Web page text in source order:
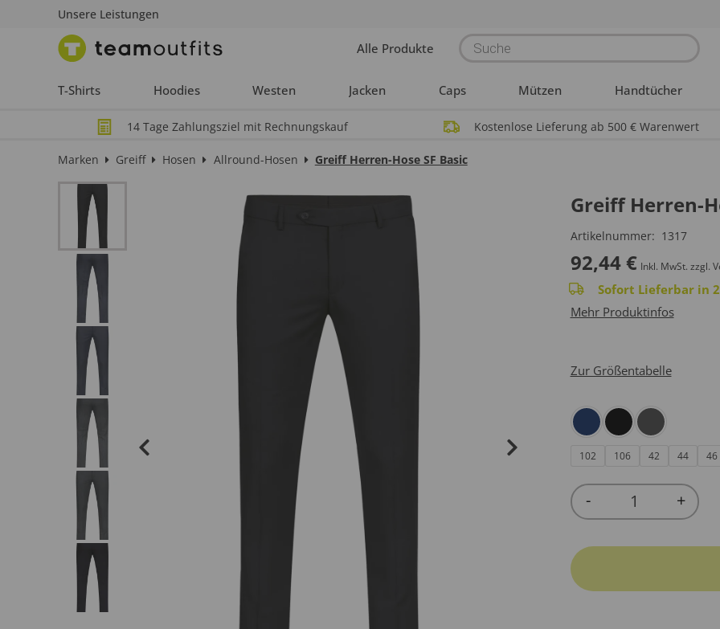
Unsere Leistungen
Alle Produkte Products
search
T-Shirts Hoodies Westen Jacken Caps Mützen Handtücher
14 Tage Zahlungsziel mit Rechnungskauf Kostenlose Lieferung ab 500 € Warenwert
Marken Greiff Hosen Allround-Hosen Greiff Herren-Hose SF Basic
Greiff Herren-
Artikelnummer: 1317
92,44 € Inkl. MwSt. zzgl.
Sofort Lieferbar in
Mehr Produktinfos
Zur Größentabelle
102 106 42 44 46
Quantity
- +